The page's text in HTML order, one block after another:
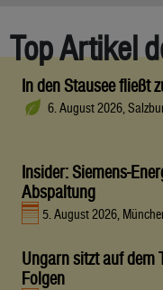
Top Artikel
In den Stausee fließt
6. August 2026,
Insider: Siemens-
Abspaltung
5. August 2026,
Ungarn sitzt auf dem
Folgen